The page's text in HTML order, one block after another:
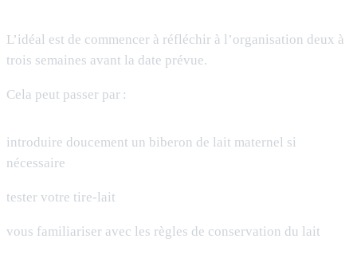
L’idéal est de commencer à réfléchir à l’organisation deux à
trois semaines avant la date prévue.
Cela peut passer par :
introduire doucement un biberon de lait maternel si
nécessaire
tester votre tire-lait
vous familiariser avec les règles de conservation du lait